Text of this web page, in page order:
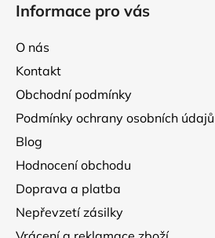
Informace pro vás
O nás
Kontakt
Obchodní podmínky
Podmínky ochrany osobních údajů
Blog
Hodnocení obchodu
Doprava a platba
Nepřevzetí zásilky